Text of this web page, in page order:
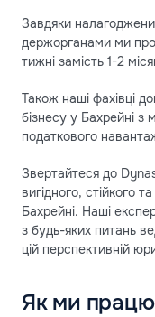
Завдяки
держорганами ми
тижні замість 1-2
Також наші фахівці
бізнесу у Бахрейні з
податкового
Звертайтеся до
вигідного, стійкого
Бахрейні. Наші
з будь-яких питань
цій перспективній
Як ми